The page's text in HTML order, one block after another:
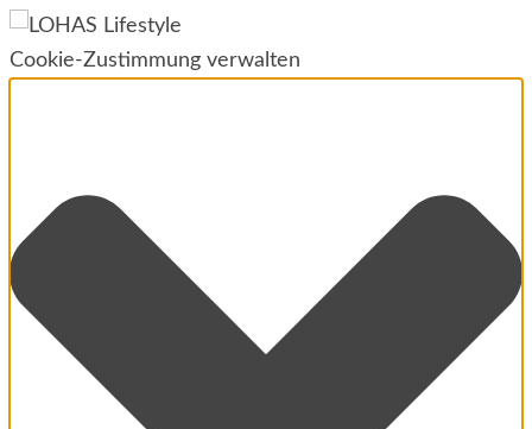
Cookie-Zustimmung verwalten